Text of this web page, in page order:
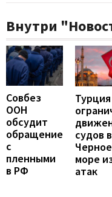
Внутри
Совбез
ООН
обсудит
обращение
с
пленными
в РФ
Турция
судов в
Черное
море
атак